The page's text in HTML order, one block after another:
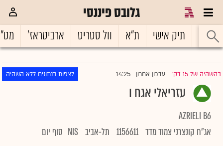
גלובס פיננסי
ראשי תיק אישי ת"א וול סטריט ארביטראז'
בהשהיה של 15 דק' |עדכון אחרון 14:25 לצפות בנתונים ללא השהיה
עזריאלי אגח ו
AZRIELI B6
אג"ח קונצרני צמוד מדד 1156611 תל-אביב NIS סוף יום